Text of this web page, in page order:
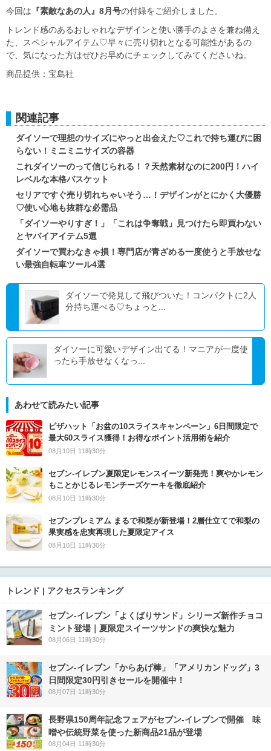
今回は 『素敵なあの人』8月号の付録をご紹介しました。
トレンド感のあるおしゃれなデザインと使い勝手のよさを兼ね備え
た、スペシャルアイテム♡早々に売り切れとなる可能性があるの
で、気になった方はぜひお早めにチェックしてみてくださいね。
商品提供：宝島社
関連記事
ダイソーで理想のサイズにやっと出会えた♡これで持ち運びに困
らない！ミニミニサイズの容器
これダイソーのって信じられる！？天然素材なのに200円！ハイ
レベルな本格バスケット
セリアですぐ売り切れちゃいそう…！デザインがとにかく大優勝
♡使い心地も抜群な必需品
「ダイソーやりすぎ！」「これは争奪戦」見つけたら即買わない
とヤバイアイテム5選
ダイソーで買わなきゃ損！専門店が青ざめる一度使うと手放せな
い最強自転車ツール4選
ダイソーで発見して飛びついた！コンパクトに2人
分持ち運べる♡ちょっと...
ダイソーに可愛いデザイン出てる！マニアが一度使
ったら手放せなくなっ...
あわせて読みたい記事
ピザハット「お盆の10スライスキャンペーン」6日間限定で
最大60スライス獲得！お得なポイント活用術を紹介
08月10日 11時30分
セブン‐イレブン夏限定レモンスイーツ新発売！爽やかレモン
もことかじるレモンチーズケーキを徹底紹介
08月10日 11時30分
セブンプレミアム まるで和梨が新登場！2層仕立てで和梨の
果実感を忠実再現した夏限定アイス
08月10日 11時30分
トレンド | アクセスランキング
セブン‐イレブン「よくばりサンド」シリーズ新作チョコ
ミント登場｜夏限定スイーツサンドの爽快な魅力
08月06日 11時30分
セブン‐イレブン「からあげ棒」「アメリカンドッグ」3
日間限定30円引きセールを開催中！
08月07日 11時30分
長野県150周年記念フェアがセブン-イレブンで開催 味
噌や伝統野菜を使った新商品21品が登場
08月04日 11時30分